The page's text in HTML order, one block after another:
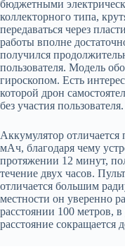
бюджетными
коллекторного типа,
передаваться через
работы вполне
получился
пользователя. Модель
гироскопом. Есть
которой дрон
без участия пользователя.
Аккумулятор
мАч, благодаря чему
протяжении 12 минут,
течение двух часов.
отличается большим
местности он уверенно
расстоянии 100 метров,
расстояние сокращается